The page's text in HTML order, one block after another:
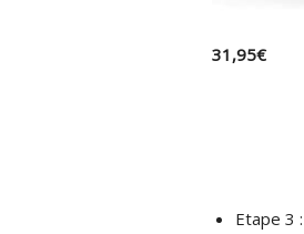
31 ,95€
Etape 3